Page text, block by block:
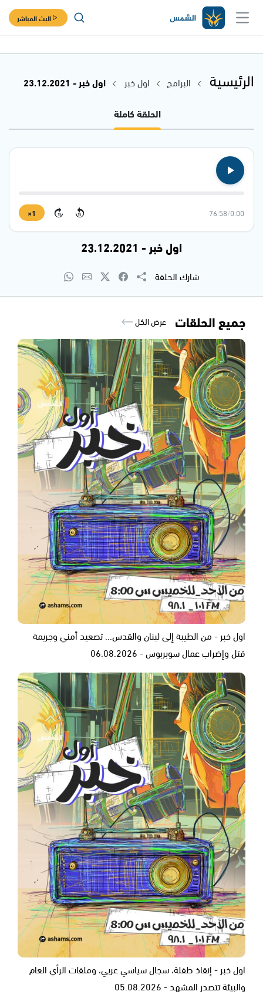
البث المباشر
الرئيسية البرامج اول خبر
اول خبر - 23.12.2021
الحلقة كاملة
0:00
/
76:58
15
15
1×
اول خبر - 23.12.2021
شارك الحلقة
جميع الحلقات عرض الكل
اول خبر - من الطيبة إلى لبنان والقدس... تصعيد أمني وجريمة
قتل وإضراب عمال سوبربوس - 06.08.2026
اول خبر - إنقاذ طفلة، سجال سياسي عربي، وملفات الرأي العام
والبيئة تتصدر المشهد - 05.08.2026